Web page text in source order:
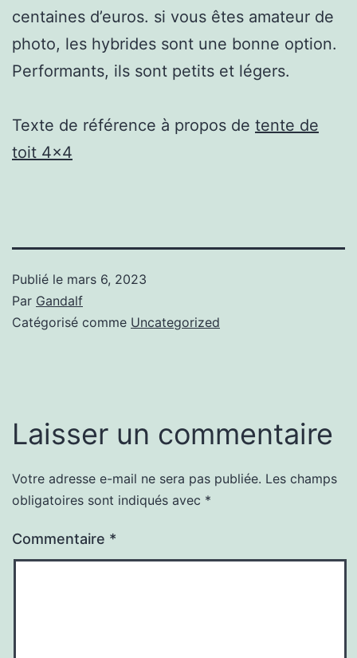
centaines d’euros. si vous êtes amateur de
photo, les hybrides sont une bonne option.
Performants, ils sont petits et légers.
Texte de référence à propos de tente de
toit 4×4
Publié le mars 6, 2023
Par Gandalf
Catégorisé comme Uncategorized
Laisser un commentaire
Votre adresse e-mail ne sera pas publiée. Les champs
obligatoires sont indiqués avec *
Commentaire *